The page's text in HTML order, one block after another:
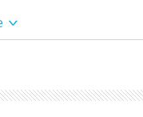
с площ от 10 000 m².
и разполага с общо